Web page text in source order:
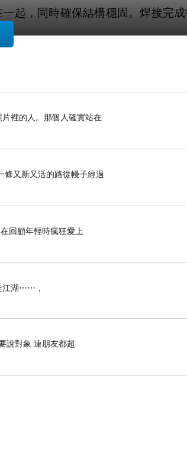
起，同時確保結構穩固。焊接完
調整和修飾。這包括清潔、拋光和
耐心，每一個細節都能展現出他
裡的人。那個人確實站在
又新又活的路從幔子經過
回顧年輕時瘋狂愛上
江湖⋯⋯，
說對象 連朋友都超